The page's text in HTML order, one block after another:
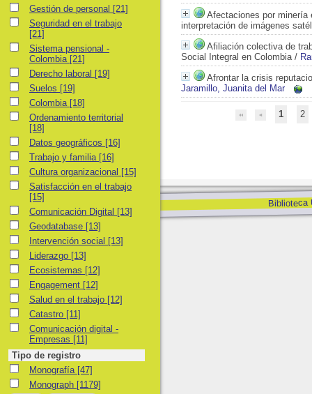
Afectaciones por minería
interpretación de imágenes
Afiliación colectiva de
Social Integral en Colombia/
Afrontar la crisis
Jaramillo, Juanita del Mar
1 2
Biblioteca
Gestión de personal
Gestión de personal [21]
Seguridad en el trabajo
Seguridad en el trabajo
[21]
Sistema pensional - Colombia
Sistema pensional -
Colombia [21]
Derecho laboral
Derecho laboral [19]
SuelosSuelos [19]
ColombiaColombia [18]
Ordenamiento territorial
Ordenamiento territorial
[18]
Datos geográficos
Datos geográficos [16]
Trabajo y familia
Trabajo y familia [16]
Cultura organizacional
Cultura organizacional [15]
Satisfacción en el trabajo
Satisfacción en el trabajo
[15]
Comunicación Digital
Comunicación Digital [13]
Geodatabase
Geodatabase [13]
Intervención social
Intervención social [13]
LiderazgoLiderazgo [13]
Ecosistemas
Ecosistemas [12]
Engagement
Engagement [12]
Salud en el trabajo
Salud en el trabajo [12]
CatastroCatastro [11]
Comunicación digital - Empresas
Comunicación digital -
Empresas [11]
Tipo de registro
Monografía
Monografía [47]
Monograph
Monograph [1179]